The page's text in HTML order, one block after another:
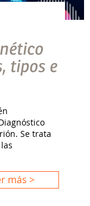
tipos e
Se trata
más >